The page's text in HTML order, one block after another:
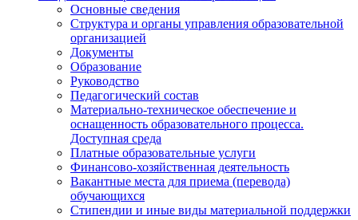
Основные сведения
Структура и органы управления образовательной
организацией
Документы
Образование
Руководство
Педагогический состав
Материально-техническое обеспечение и
оснащенность образовательного процесса.
Доступная среда
Платные образовательные услуги
Финансово-хозяйственная деятельность
Вакантные места для приема (перевода)
обучающихся
Стипендии и иные виды материальной поддержки